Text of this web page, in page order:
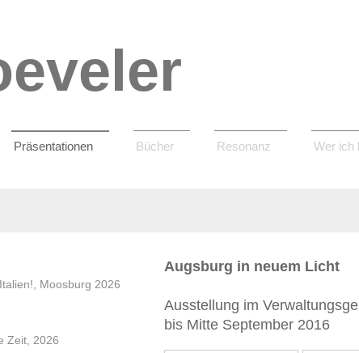
Präsentationen Bücher Resonanz Wer ich
Augsburg in neuem Licht
Ausstellung im
bis Mitte September 2016
Moosburg 2026
Zeit, 2026